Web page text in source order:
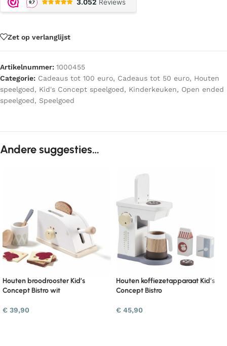
Zet op verlanglijst
Artikelnummer: 1000455
Categorie: Cadeaus tot 100 euro, Cadeaus tot 50 euro, Houten
speelgoed, Kid's Concept speelgoed, Kinderkeuken, Open ended
speelgoed, Speelgoed
Andere suggesties…
Houten broodrooster Kid’s
Concept Bistro wit
€ 39,90
Houten koffiezetapparaat Kid’s
Concept Bistro
€ 45,90